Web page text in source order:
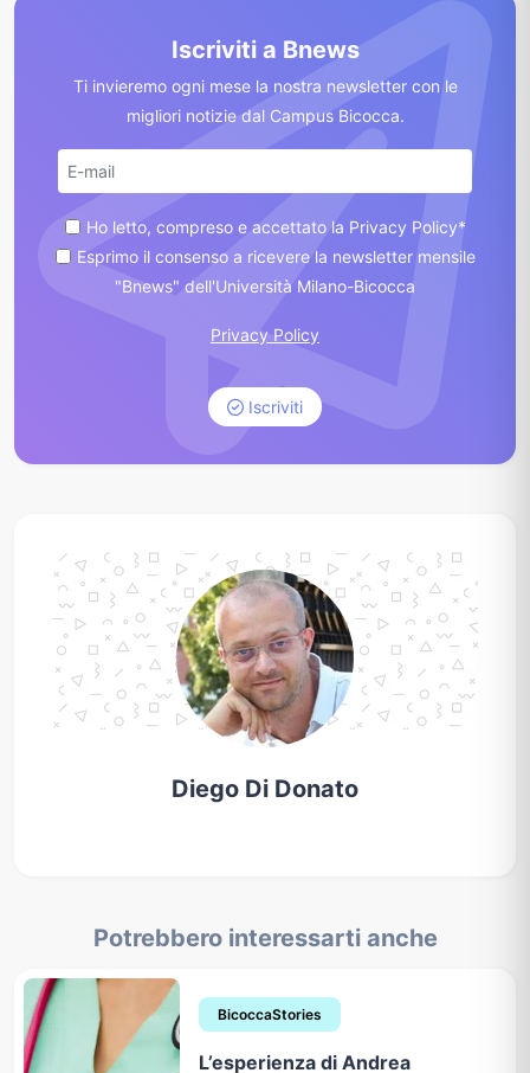
Iscriviti a Bnews
Ti invieremo ogni mese la nostra newsletter con le
migliori notizie dal Campus Bicocca.
Ho letto, compreso e accettato la Privacy Policy*
Esprimo il consenso a ricevere la newsletter mensile
"Bnews" dell'Università Milano-Bicocca
Privacy Policy
Iscriviti
Diego Di Donato
Potrebbero interessarti anche
BicoccaStories
L’esperienza di Andrea